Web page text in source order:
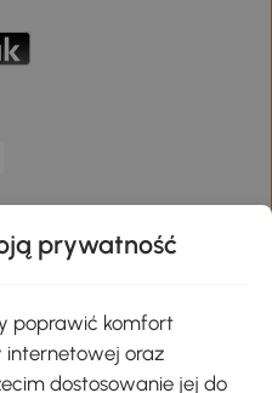
prywatność
poprawić komfort
internetowej oraz
dostosowanie jej do